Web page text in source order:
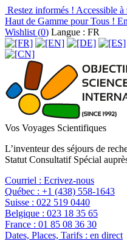
Restez informés ! Accessible à
Haut de Gamme pour Tous !
Wishlist (0) Langue : FR
Vos Voyages Scientifiques
L’inventeur des séjours de
Statut Consultatif Spécial
Courriel : Ecrivez-nous
Québec : +1 (438) 558-1643
Suisse : 022 519 0440
Belgique : 023 18 35 65
France : 01 85 08 36 30
Dates, Places, Tarifs : en direct